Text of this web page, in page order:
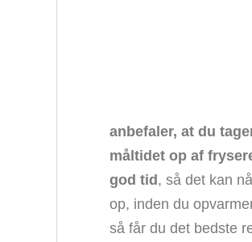
anbefaler, at du
måltidet op af
god tid, så det kan
op, inden du
så får du det bedste